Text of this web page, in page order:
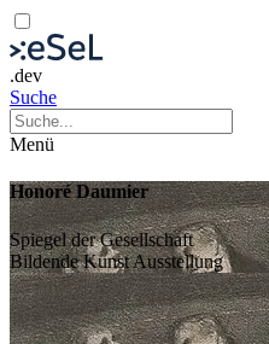
.dev
Suche
Menü
Honoré Daumier
Spiegel der Gesellschaft
Bildende KunstAusstellung